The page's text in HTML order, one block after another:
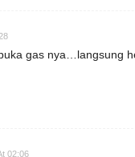
gas nya…langsung
02:06